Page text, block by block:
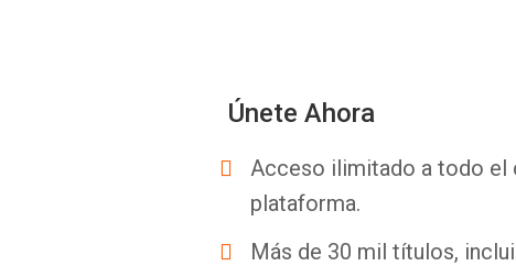
Únete Ahora
Acceso ilimitado a todo el
plataforma.
Más de 30 mil títulos,